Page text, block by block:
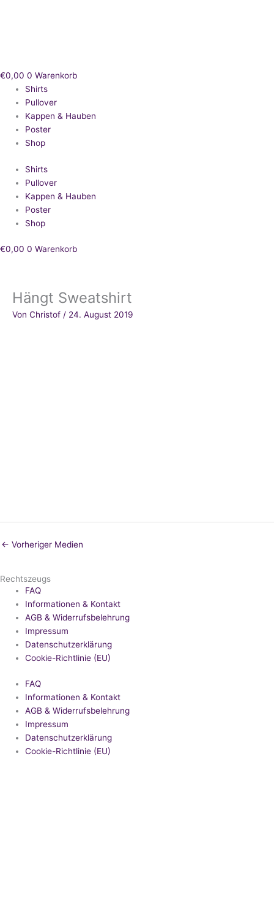
€0,00 0 Warenkorb
Shirts
Pullover
Kappen & Hauben
Poster
Shop
Shirts
Pullover
Kappen & Hauben
Poster
Shop
€0,00 0 Warenkorb
Hängt Sweatshirt
Von Christof / 24. August 2019
← Vorheriger Medien
Rechtszeugs
FAQ
Informationen & Kontakt
AGB & Widerrufsbelehrung
Impressum
Datenschutzerklärung
Cookie-Richtlinie (EU)
FAQ
Informationen & Kontakt
AGB & Widerrufsbelehrung
Impressum
Datenschutzerklärung
Cookie-Richtlinie (EU)